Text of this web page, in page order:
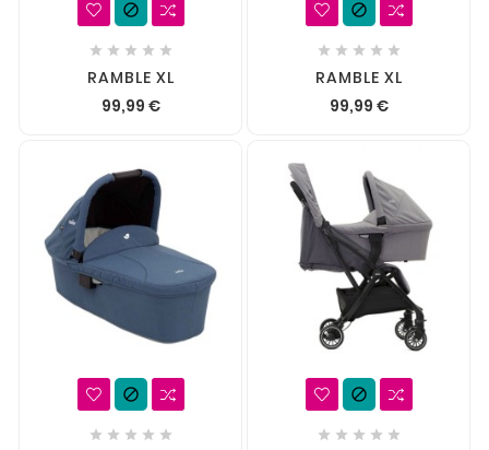

    
RAMBLE XL
99,99 €

    
RAMBLE XL
99,99 €

    

    